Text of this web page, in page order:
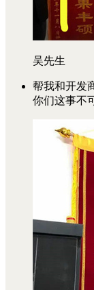
吴先生
帮我和开发
你们这事不